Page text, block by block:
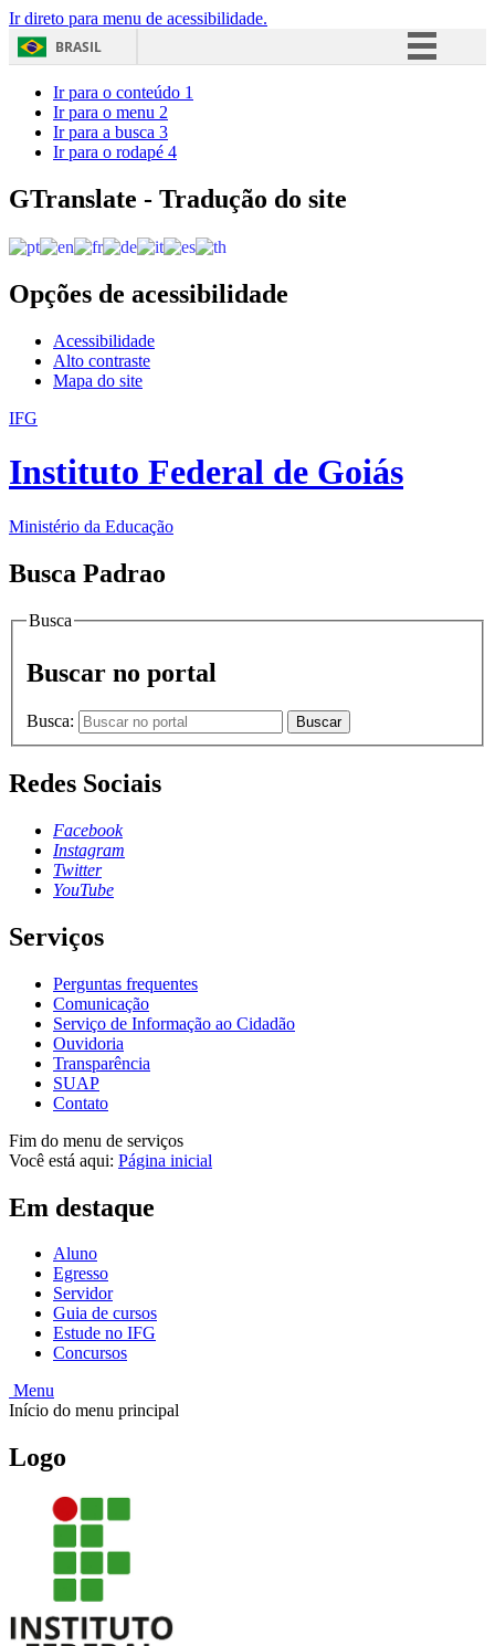
Ir direto para menu de acessibilidade.
BRASIL
Acesso à informação
Ir para o conteúdo 1
Ir para o menu 2
Ir para a busca 3
Ir para o rodapé 4
GTranslate - Tradução do site
Opções de acessibilidade
Acessibilidade
Alto contraste
Mapa do site
IFG
Instituto Federal de Goiás
Ministério da Educação
Busca Padrao
Busca
Buscar no portal
Busca: Buscar
Redes Sociais
Facebook
Instagram
Twitter
YouTube
Serviços
Perguntas frequentes
Comunicação
Serviço de Informação ao Cidadão
Ouvidoria
Transparência
SUAP
Contato
Fim do menu de serviços
Você está aqui: Página inicial
Em destaque
Aluno
Egresso
Servidor
Guia de cursos
Estude no IFG
Concursos
Menu
Início do menu principal
Logo